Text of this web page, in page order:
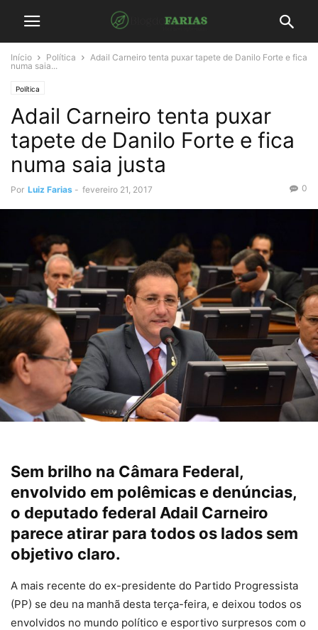
Início Política
Adail Carneiro tenta puxar tapete de Danilo Forte e fica
numa saia...
Política
Adail Carneiro tenta puxar
tapete de Danilo Forte e fica
numa saia justa
Por Luiz Farias - fevereiro 21, 2017 0
Sem brilho na Câmara Federal,
envolvido em polêmicas e denúncias,
o deputado federal Adail Carneiro
parece atirar para todos os lados sem
objetivo claro.
A mais recente do ex-presidente do Partido Progressista
(PP) se deu na manhã desta terça-feira, e deixou todos os
envolvidos no mundo político e esportivo surpresos com o